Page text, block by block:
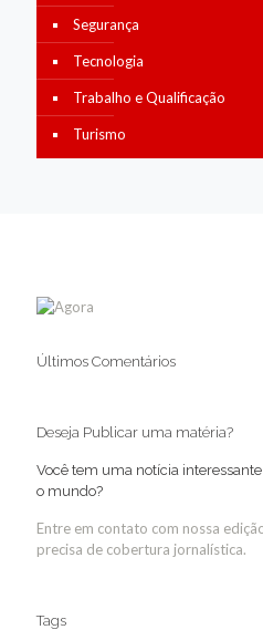
Segurança
Tecnologia
Trabalho e Qualificação
Turismo
Últimos Comentários
Deseja Publicar uma matéria?
Você tem uma notícia
o mundo?
Entre em contato com nossa
precisa de cobertura jornalística.
Tags